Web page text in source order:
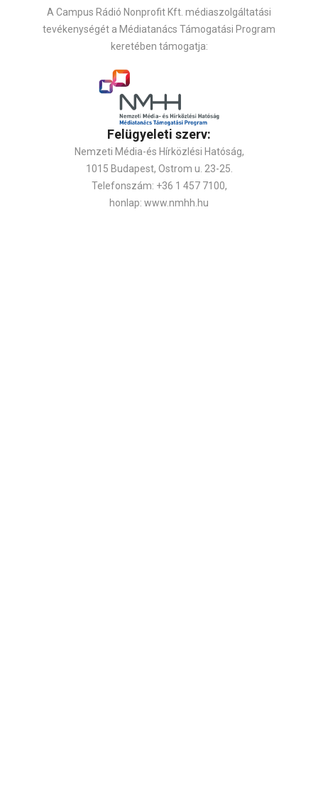
A Campus Rádió Nonprofit Kft. médiaszolgáltatási
tevékenységét a Médiatanács Támogatási Program
keretében támogatja:
Felügyeleti szerv:
Nemzeti Média-és Hírközlési Hatóság,
1015 Budapest, Ostrom u. 23-25.
Telefonszám: +36 1 457 7100,
honlap: www.nmhh.hu